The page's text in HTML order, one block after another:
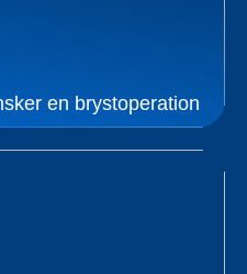
en brystoperation